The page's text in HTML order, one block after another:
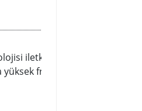
iletken hattı dizilimini büyük
frekans payı bırakılmasını